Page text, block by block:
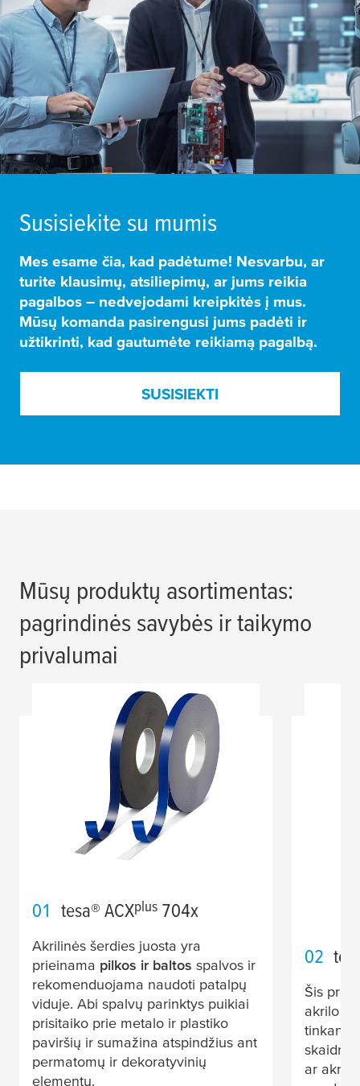
Susisiekite su mumis
Mes esame čia, kad padėtume! Nesvarbu, ar
turite klausimų, atsiliepimų, ar jums reikia
pagalbos – nedvejodami kreipkitės į mus.
Mūsų komanda pasirengusi jums padėti ir
užtikrinti, kad gautumėte reikiamą pagalbą.
SUSISIEKTI
Mūsų produktų asortimentas:
pagrindinės savybės ir taikymo
privalumai
01 tesa® ACXplus 704x
Akrilinės šerdies juosta yra
prieinama pilkos ir baltos spalvos ir
rekomenduojama naudoti patalpų
viduje. Abi spalvų parinktys puikiai
prisitaiko prie metalo ir plastiko
paviršių ir sumažina atspindžius ant
permatomų ir dekoratyvinių
elementų.
02
Šis
akrilo
tinkanti
skaidrių
ar